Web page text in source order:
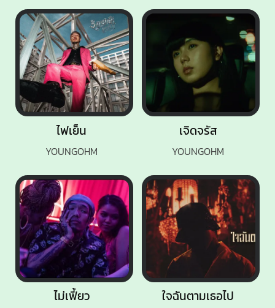
ไฟเย็น
YOUNGOHM
ใจฉันตามเธอไป
เจิดจรัส
YOUNGOHM
ไม่เฟี้ยว